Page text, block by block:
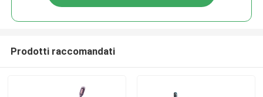
Prodotti raccomandati